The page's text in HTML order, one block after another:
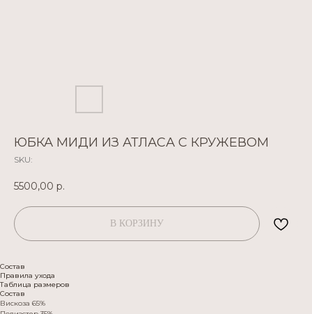
ЮБКА МИДИ ИЗ АТЛАСА С КРУЖЕВОМ
SKU:
5500,00 р.
В КОРЗИНУ
Состав
Правила ухода
Таблица размеров
Состав
Вискоза 65%